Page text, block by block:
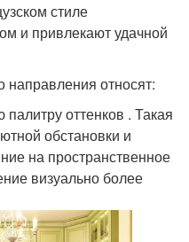
стиле
и привлекают удачной
направления относят:
оттенков . Такая
обстановки и
на пространственное
визуально более